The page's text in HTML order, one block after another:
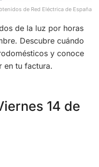
de Red Eléctrica de España
de la luz por horas
Descubre cuándo
y conoce
en tu factura.
14 de